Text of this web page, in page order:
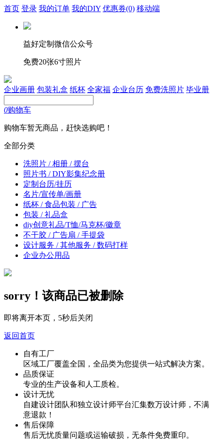
首页 登录 我的订单 我的DIY 优惠券(0) 移动端
益好定制微信公众号
免费20张6寸照片
企业画册 包装礼盒 纸杯 全家福 企业台历 免费洗照片 毕业册
0购物车
购物车暂无商品，赶快选购吧！
全部分类
洗照片 / 相册 / 摆台
照片书 / DIY影集纪念册
定制台历/挂历
名片/宣传单/画册
纸杯 / 食品包装 / 广告
包装 / 礼品盒
diy创意礼品/T恤/马克杯/徽章
不干胶 / 广告扇 / 手提袋
设计服务 / 其他服务 / 数码打样
企业办公用品
sorry！该商品已被删除
即将离开本页， 5秒后关闭
返回首页
自有工厂
区域工厂覆盖全国，全品类为您提供一站式解决方案。
品质保证
专业的生产设备和人工质检。
设计无忧
自建设计团队和独立设计师平台汇集数万设计师，不满
意退款！
售后保障
售后无忧质量问题或运输破损，无条件免费重印。